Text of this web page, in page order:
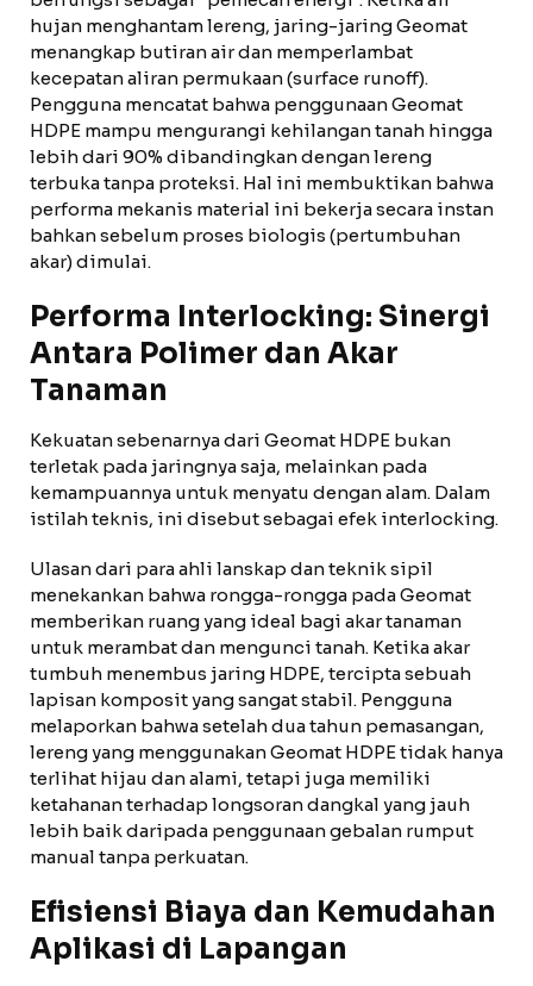
hujan menghantam lereng, jaring-jaring Geomat
menangkap butiran air dan memperlambat
kecepatan aliran permukaan (surface runoff).
Pengguna mencatat bahwa penggunaan Geomat
HDPE mampu mengurangi kehilangan tanah hingga
lebih dari 90% dibandingkan dengan lereng
terbuka tanpa proteksi. Hal ini membuktikan bahwa
performa mekanis material ini bekerja secara instan
bahkan sebelum proses biologis (pertumbuhan
akar) dimulai.
Performa Interlocking: Sinergi
Antara Polimer dan Akar
Tanaman
Kekuatan sebenarnya dari Geomat HDPE bukan
terletak pada jaringnya saja, melainkan pada
kemampuannya untuk menyatu dengan alam. Dalam
istilah teknis, ini disebut sebagai efek interlocking.
Ulasan dari para ahli lanskap dan teknik sipil
menekankan bahwa rongga-rongga pada Geomat
memberikan ruang yang ideal bagi akar tanaman
untuk merambat dan mengunci tanah. Ketika akar
tumbuh menembus jaring HDPE, tercipta sebuah
lapisan komposit yang sangat stabil. Pengguna
melaporkan bahwa setelah dua tahun pemasangan,
lereng yang menggunakan Geomat HDPE tidak hanya
terlihat hijau dan alami, tetapi juga memiliki
ketahanan terhadap longsoran dangkal yang jauh
lebih baik daripada penggunaan gebalan rumput
manual tanpa perkuatan.
Efisiensi Biaya dan Kemudahan
Aplikasi di Lapangan